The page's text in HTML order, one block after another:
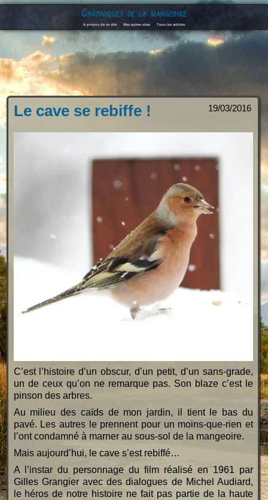
Chroniques de la mangeoire
A propos de ce site Mes autres sites Tous les articles
19/03/2016
Le cave se rebiffe !
C’est l’histoire d’un obscur, d’un petit, d’un sans-grade,
un de ceux qu’on ne remarque pas. Son blaze c’est le
pinson des arbres.
Au milieu des caïds de mon jardin, il tient le bas du
pavé. Les autres le prennent pour un moins-que-rien et
l’ont condamné à marner au sous-sol de la mangeoire.
Mais aujourd’hui, le cave s’est rebiffé…
A l’instar du personnage du film réalisé en 1961 par
Gilles Grangier avec des dialogues de Michel Audiard,
le héros de notre histoire ne fait pas partie de la haute